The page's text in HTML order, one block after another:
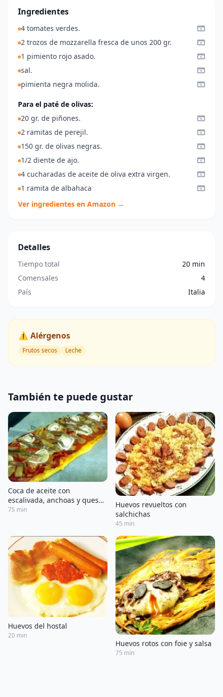
Ingredientes
4 tomates verdes.
2 trozos de mozzarella fresca de unos 200 gr.
1 pimiento rojo asado.
sal.
pimienta negra molida.
Para el paté de olivas:
20 gr. de piñones.
2 ramitas de perejil.
150 gr. de olivas negras.
1/2 diente de ajo.
4 cucharadas de aceite de oliva extra virgen.
1 ramita de albahaca
Ver ingredientes en Amazon →
Detalles
Tiempo total
20 min
Comensales
4
País
Italia
⚠️ Alérgenos
Frutos secos Leche
También te puede gustar
Coca de aceite con
escalivada, anchoas y queso
de cabra
75 min
Huevos revueltos con
salchichas
45 min
Huevos del hostal
20 min
Huevos rotos con foie y salsa
75 min